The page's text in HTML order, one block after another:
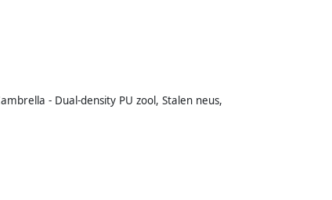
- Dual-density PU zool, Stalen neus,